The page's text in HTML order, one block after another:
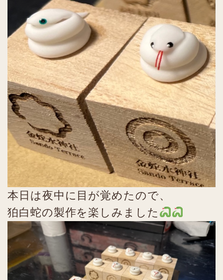
本日は夜中に目が覚めたので、
狛白蛇の製作を楽しみました